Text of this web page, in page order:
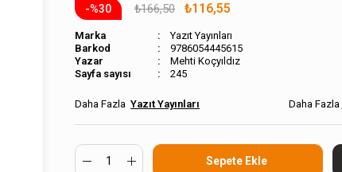
30 ₺166,50 ₺116,55
Marka
Yazıt Yayınları
Barkod
9786054445615
Mehti Koçyıldız
Sayfa sayısı
245
Yazıt Yayınları